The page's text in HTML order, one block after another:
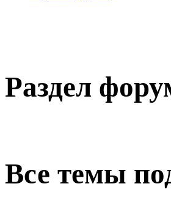
Раздел
Все темы